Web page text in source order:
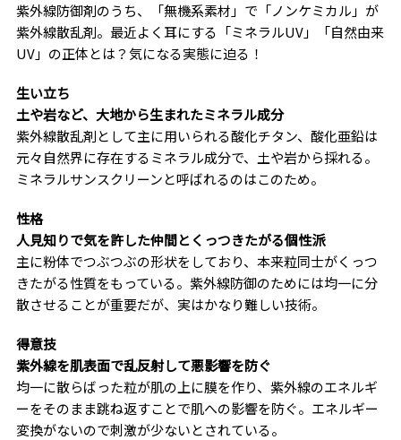
紫外線防御剤のうち、「無機系素材」で「ノンケミカル」が
紫外線散乱剤。最近よく耳にする「ミネラルUV」「自然由来
UV」の正体とは？気になる実態に迫る！
生い立ち
土や岩など、大地から生まれたミネラル成分
紫外線散乱剤として主に用いられる酸化チタン、酸化亜鉛は
元々自然界に存在するミネラル成分で、土や岩から採れる。
ミネラルサンスクリーンと呼ばれるのはこのため。
性格
人見知りで気を許した仲間とくっつきたがる個性派
主に粉体でつぶつぶの形状をしており、本来粒同士がくっつ
きたがる性質をもっている。紫外線防御のためには均一に分
散させることが重要だが、実はかなり難しい技術。
得意技
紫外線を肌表面で乱反射して悪影響を防ぐ
均一に散らばった粒が肌の上に膜を作り、紫外線のエネルギ
ーをそのまま跳ね返すことで肌への影響を防ぐ。エネルギー
変換がないので刺激が少ないとされている。